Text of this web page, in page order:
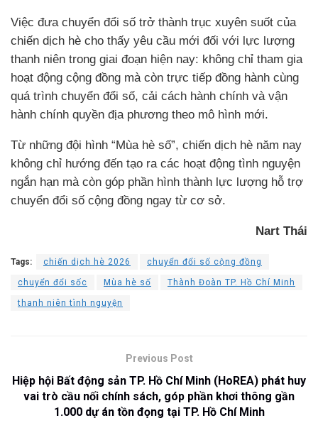
Việc đưa chuyển đổi số trở thành trục xuyên suốt của
chiến dịch hè cho thấy yêu cầu mới đối với lực lượng
thanh niên trong giai đoạn hiện nay: không chỉ tham gia
hoạt động cộng đồng mà còn trực tiếp đồng hành cùng
quá trình chuyển đổi số, cải cách hành chính và vận
hành chính quyền địa phương theo mô hình mới.
Từ những đội hình “Mùa hè số”, chiến dịch hè năm nay
không chỉ hướng đến tạo ra các hoạt động tình nguyện
ngắn hạn mà còn góp phần hình thành lực lượng hỗ trợ
chuyển đổi số cộng đồng ngay từ cơ sở.
Nart Thái
Tags: chiến dịch hè 2026 chuyển đổi số cộng đồng
chuyển đổi sốc Mùa hè số Thành Đoàn TP. Hồ Chí Minh
thanh niên tình nguyện
Previous Post
Hiệp hội Bất động sản TP. Hồ Chí Minh (HoREA) phát huy
vai trò cầu nối chính sách, góp phần khơi thông gần
1.000 dự án tồn đọng tại TP. Hồ Chí Minh